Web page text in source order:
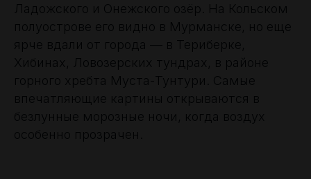
Ладожского и Онежского озёр. На Кольском
полуострове его видно в Мурманске, но еще
ярче вдали от города — в Териберке,
Хибинах, Ловозерских тундрах, в районе
горного хребта Муста-Тунтури. Самые
впечатляющие картины открываются в
безлунные морозные ночи, когда воздух
особенно прозрачен.